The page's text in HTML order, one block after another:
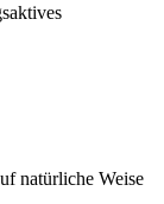
natürliche Weise